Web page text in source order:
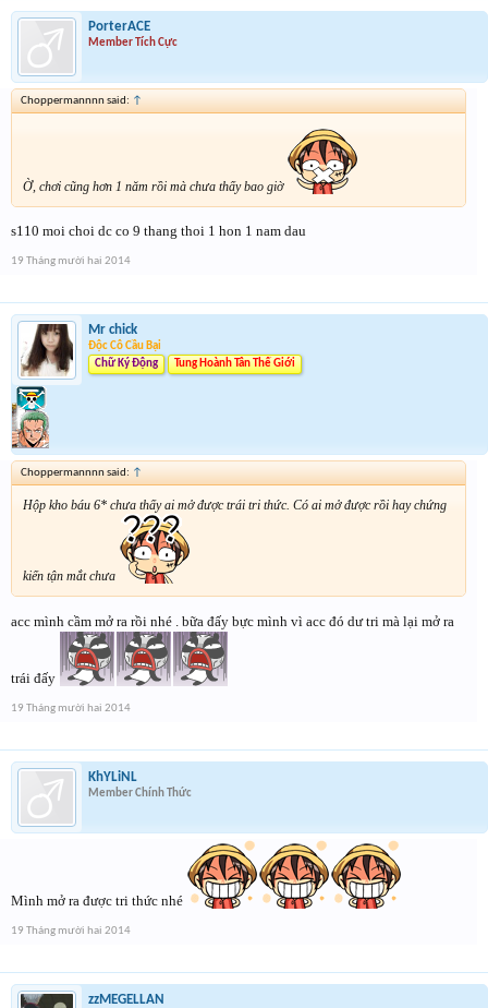
PorterACE
Member Tích Cực
Choppermannnn said: ↑
Ờ, chơi cũng hơn 1 năm rồi mà chưa thấy bao giờ
s110 moi choi dc co 9 thang thoi 1 hon 1 nam dau
19 Tháng mười hai 2014
Mr chick
Độc Cô Cầu Bại
Chữ Ký Động
Tung Hoành Tân Thế Giới
Choppermannnn said: ↑
Hộp kho báu 6* chưa thấy ai mở được trái tri thức. Có ai mở được rồi hay chứng
kiến tận mắt chưa
acc mình cầm mở ra rồi nhé . bữa đấy bực mình vì acc đó dư tri mà lại mở ra
trái đấy
19 Tháng mười hai 2014
KhYLiNL
Member Chính Thức
Mình mở ra được tri thức nhé
19 Tháng mười hai 2014
zzMEGELLAN